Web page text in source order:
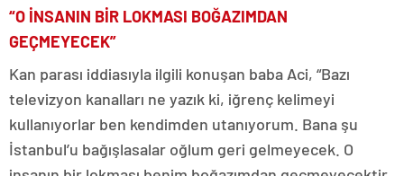
“O İNSANIN BİR LOKMASI BOĞAZIMDAN
GEÇMEYECEK”
Kan parası iddiasıyla ilgili konuşan baba Aci, “Bazı
televizyon kanalları ne yazık ki, iğrenç kelimeyi
kullanıyorlar ben kendimden utanıyorum. Bana şu
İstanbul’u bağışlasalar oğlum geri gelmeyecek. O